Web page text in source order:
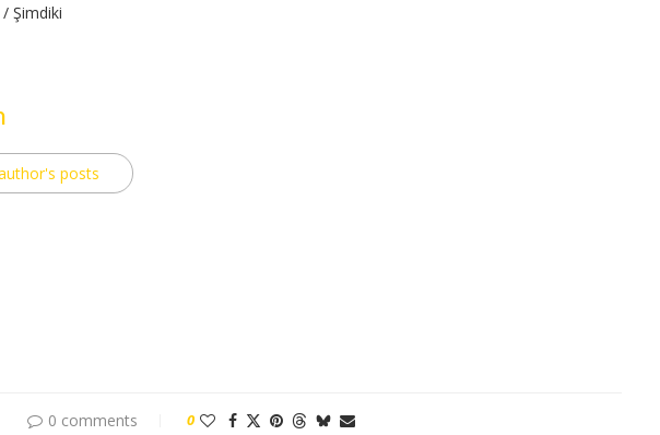
Şimdiki
posts
0 comments 0